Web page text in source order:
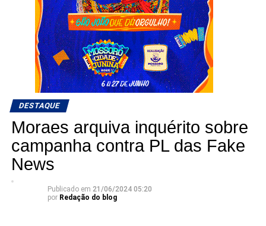
DESTAQUE
Moraes arquiva inquérito sobre
campanha contra PL das Fake
News
Publicado em 21/06/2024 05:20
por Redação do blog